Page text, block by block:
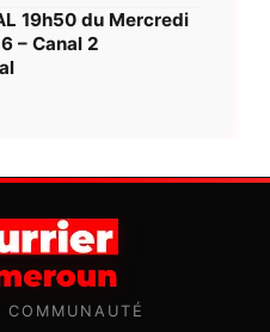
19h50 du Mercredi
– Canal 2